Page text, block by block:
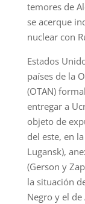
temores de
se acerque
nuclear con
Estados
países de la
(OTAN)
entregar a
objeto de
del este, en
Lugansk),
(Gerson y
la situación
Negro y el